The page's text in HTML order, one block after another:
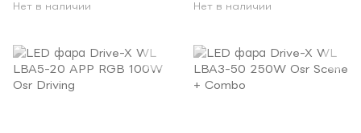
Нет в наличии Нет в наличии